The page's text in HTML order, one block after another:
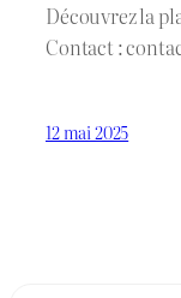
Découvrez la
Contact :
12 mai 2025